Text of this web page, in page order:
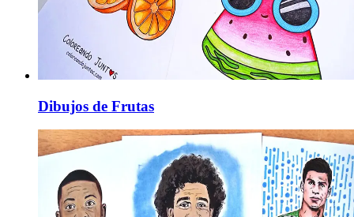
Dibujos de Frutas